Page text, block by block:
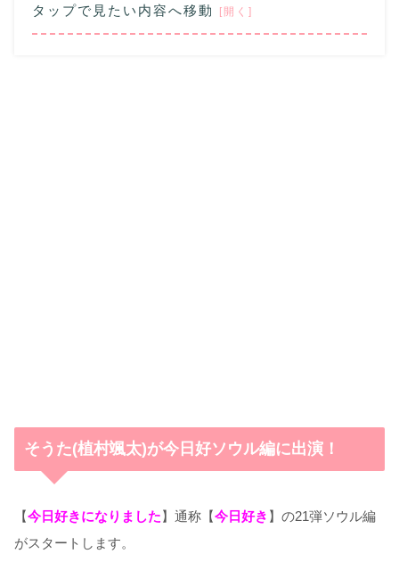
タップで見たい内容へ移動
そうた(植村颯太)が今日好ソウル編に出演！
【今日好きになりました】通称【今日好き 】の21弾ソウル編
がスタートします。